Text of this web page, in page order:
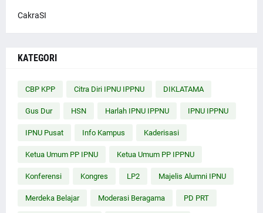
CakraSI
KATEGORI
CBP KPP Citra Diri IPNU IPPNU DIKLATAMA
Gus Dur HSN Harlah IPNU IPPNU IPNU IPPNU
IPNU Pusat Info Kampus Kaderisasi
Ketua Umum PP IPNU Ketua Umum PP IPPNU
Konferensi Kongres LP2 Majelis Alumni IPNU
Merdeka Belajar Moderasi Beragama PD PRT